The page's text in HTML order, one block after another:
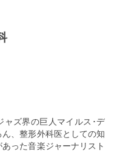
ャズ界の巨人マイルス･デ
、整形外科医としての知
った音楽ジャーナリスト